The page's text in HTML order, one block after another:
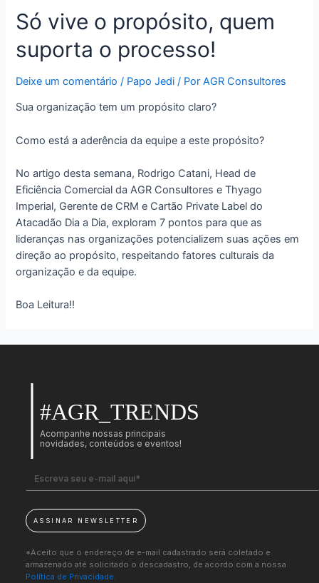
Só vive o propósito, quem
suporta o processo!
Deixe um comentário / Papo Jedi / PorAGR Consultores
Sua organização tem um propósito claro?
Como está a aderência da equipe a este propósito?
No artigo desta semana, Rodrigo Catani, Head de
Eficiência Comercial da AGR Consultores e Thyago
Imperial, Gerente de CRM e Cartão Private Label do
Atacadão Dia a Dia, exploram 7 pontos para que as
lideranças nas organizações potencializem suas ações em
direção ao propósito, respeitando fatores culturais da
organização e da equipe.
Boa Leitura!!
#AGR_TRENDS
Acompanhe nossas principais
novidades, conteúdos e eventos!
ASSINAR NEWSLETTER
*Aceito que o endereço de e-mail cadastrado será coletado e
armazenado até solicitado o descadastro, de acordo com a nossa
Política de Privacidade.